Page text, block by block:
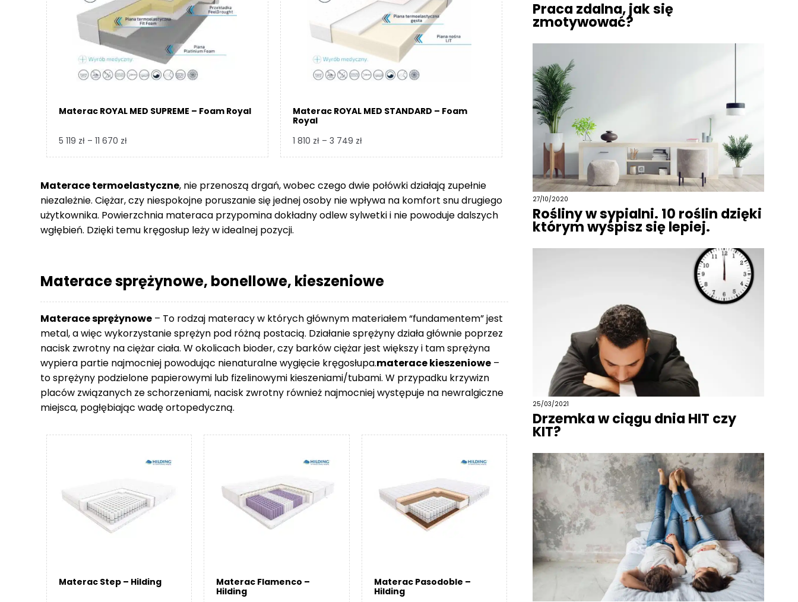
Materac ROYAL MED SUPREME – Foam Royal
5 119 zł – 11 670 złZakres
5
119 zł
do
11
670 zł
Materac ROYAL MED STANDARD – Foam
Royal
1 810 zł – 3 749 złZakres
1
810 zł
do
3
Materace termoelastyczne, nie przenoszą drgań, wobec czego dwie połówki działają zupełnie
niezależnie. Ciężar, czy niespokojne poruszanie się jednej osoby nie wpływa na komfort snu drugiego
użytkownika. Powierzchnia materaca przypomina dokładny odlew sylwetki i nie powoduje dalszych
wgłębień. Dzięki temu kręgosłup leży w idealnej pozycji.
Materace sprężynowe, bonellowe, kieszeniowe
Materace sprężynowe– To rodzaj materacy w których głównym materiałem “fundamentem” jest
metal, a więc wykorzystanie sprężyn pod różną postacią. Działanie sprężyny działa głównie poprzez
nacisk zwrotny na ciężar ciała. W okolicach bioder, czy barków ciężar jest większy i tam sprężyna
wypiera partie najmocniej powodując nienaturalne wygięcie kręgosłupa.materace kieszeniowe–
to sprężyny podzielone papierowymi lub fizelinowymi kieszeniami/tubami. W przypadku krzywizn
placów związanych ze schorzeniami, nacisk zwrotny również najmocniej występuje na newralgiczne
miejsca, pogłębiając wadę ortopedyczną.
Materac Step – Hilding
Materac Flamenco –
Hilding
Materac Pasodoble –
Hilding
Praca zdalna, jak się
zmotywować?
27/10/2020
Rośliny w sypialni. 10 roślin dzięki
którym wyśpisz się lepiej.
25/03/2021
Drzemka w ciągu dnia HIT czy
KIT?